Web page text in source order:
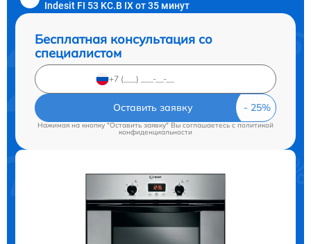
Indesit FI 53 KC.B IX от 35 минут
Бесплатная консультация со
специалистом
Оставить заявку
Нажимая на кнопку "Оставить заявку" Вы соглашаетесь cполитикой
конфиденциальности